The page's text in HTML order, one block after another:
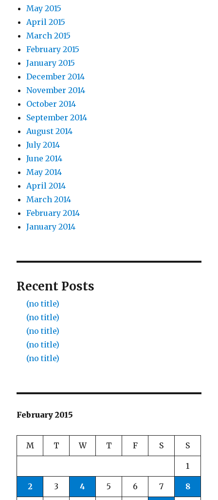
May 2015
April 2015
March 2015
February 2015
January 2015
December 2014
November 2014
October 2014
September 2014
August 2014
July 2014
June 2014
May 2014
April 2014
March 2014
February 2014
January 2014
Recent Posts
(no title)
(no title)
(no title)
(no title)
(no title)
February 2015
M T W T F S S
1
2 3 4 5 6 7 8